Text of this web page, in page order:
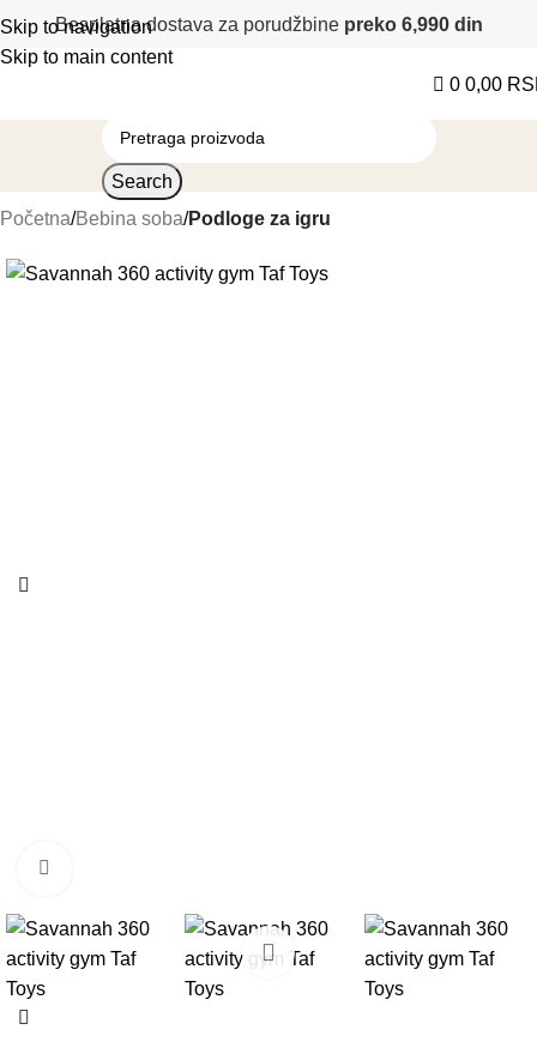
Skip to navigation
Skip to main content
Besplatna dostava za porudžbine preko 6,990 din
0 0,00
Search
Početna Bebina soba Podloge za igru